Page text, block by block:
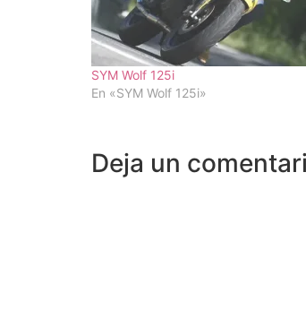
SYM Wolf 125i
En «SYM Wolf 125i»
Deja un